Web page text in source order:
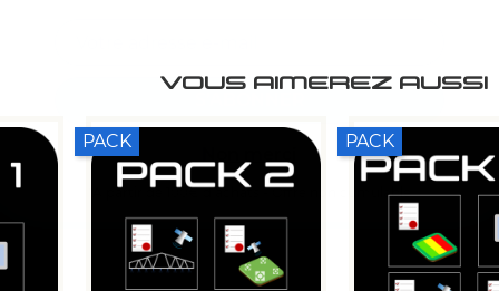
VOUS AIMEREZ AUSSI
*A partir de 100€ d’achats - Offre non cumulable